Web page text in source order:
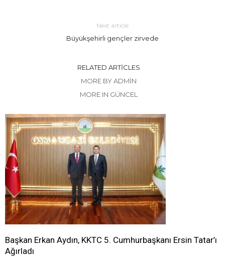
Next article
Büyükşehirli gençler zirvede
RELATED ARTICLES
MORE BY ADMIN
MORE IN GÜNCEL
Başkan Erkan Aydın, KKTC 5. Cumhurbaşkanı Ersin Tatar’ı
Ağırladı